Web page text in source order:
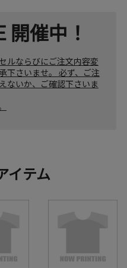
開催中！
ルならびにご注文内容変
下さいませ。 必ず、ご注
ないか、ご確認下さいま
イテム